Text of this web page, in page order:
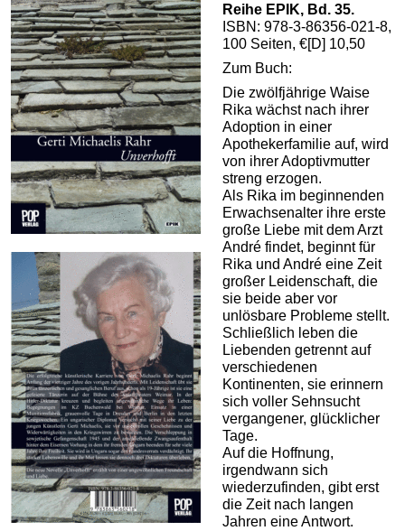
Reihe EPIK, Bd. 35.
ISBN: 978-3-86356-021-8,
100 Seiten, €[D] 10,50
Zum Buch:
Die zwölfjährige Waise
Rika wächst nach ihrer
Adoption in einer
Apothekerfamilie auf, wird
von ihrer Adoptivmutter
streng erzogen.
Als Rika im beginnenden
Erwachsenalter ihre erste
große Liebe mit dem Arzt
André findet, beginnt für
Rika und André eine Zeit
großer Leidenschaft, die
sie beide aber vor
unlösbare Probleme stellt.
Schließlich leben die
Liebenden getrennt auf
verschiedenen
Kontinenten, sie erinnern
sich voller Sehnsucht
vergangener, glücklicher
Tage.
Auf die Hoffnung,
irgendwann sich
wiederzufinden, gibt erst
die Zeit nach langen
Jahren eine Antwort.